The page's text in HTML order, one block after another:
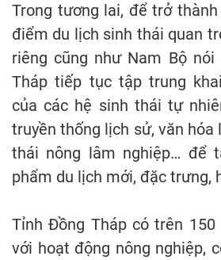
Trong tương lai, để trở
điểm du lịch sinh thái quan
riêng cũng như Nam Bộ nói
Tháp tiếp tục tập trung
của các hệ sinh thái tự
truyền thống lịch sử, văn hóa
thái nông lâm nghiệp… để
phẩm du lịch mới, đặc trưng,
Tỉnh Đồng Tháp có trên
với hoạt động nông nghiệp,